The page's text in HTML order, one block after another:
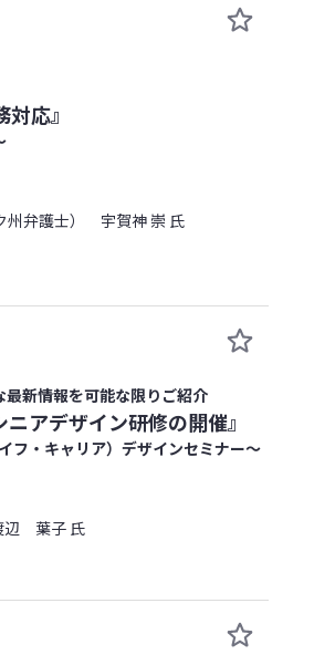
応』
弁護士） 宇賀神 崇 氏
新情報を可能な限りご紹介
アデザイン研修の開催』
フ・キャリア）デザインセミナー～
辺 葉子 氏